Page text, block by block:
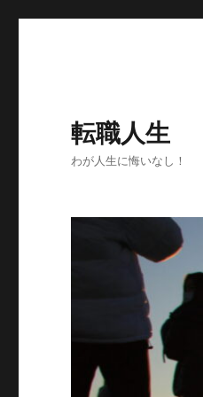
転職人生
わが人生に悔いなし！